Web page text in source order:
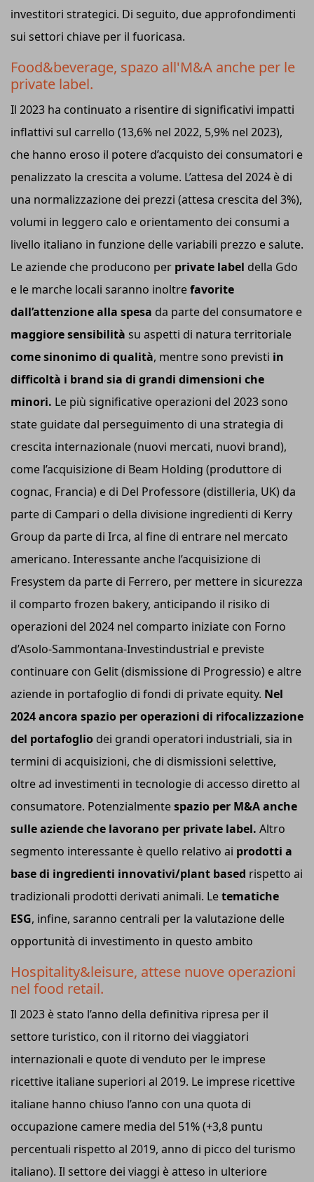
investitori strategici. Di seguito, due approfondimenti
sui settori chiave per il fuoricasa.
Food&beverage, spazo all'M&A anche per le
private label.
Il 2023 ha continuato a risentire di significativi impatti
inflattivi sul carrello (13,6% nel 2022, 5,9% nel 2023),
che hanno eroso il potere d’acquisto dei consumatori e
penalizzato la crescita a volume. L’attesa del 2024 è di
una normalizzazione dei prezzi (attesa crescita del 3%),
volumi in leggero calo e orientamento dei consumi a
livello italiano in funzione delle variabili prezzo e salute.
Le aziende che producono per private label della Gdo
e le marche locali saranno inoltrefavorite
dall’attenzione alla spesa da parte del consumatore e
maggiore sensibilità su aspetti di natura territoriale
come sinonimo di qualità, mentre sono previsti in
difficoltà i brand sia di grandi dimensioni che
minori. Le più significative operazioni del 2023 sono
state guidate dal perseguimento di una strategia di
crescita internazionale (nuovi mercati, nuovi brand),
come l’acquisizione di Beam Holding (produttore di
cognac, Francia) e di Del Professore (distilleria, UK) da
parte di Campari o della divisione ingredienti di Kerry
Group da parte di Irca, al fine di entrare nel mercato
americano. Interessante anche l’acquisizione di
Fresystem da parte di Ferrero, per mettere in sicurezza
il comparto frozen bakery, anticipando il risiko di
operazioni del 2024 nel comparto iniziate con Forno
d’Asolo-Sammontana-Investindustrial e previste
continuare con Gelit (dismissione di Progressio) e altre
aziende in portafoglio di fondi di private equity. Nel
2024 ancora spazio per operazioni di rifocalizzazione
del portafoglio dei grandi operatori industriali, sia in
termini di acquisizioni, che di dismissioni selettive,
oltre ad investimenti in tecnologie di accesso diretto al
consumatore. Potenzialmentespazio per M&A anche
sulle aziende che lavorano per private label. Altro
segmento interessante è quello relativo ai prodotti a
base di ingredienti innovativi/plant based rispetto ai
tradizionali prodotti derivati animali. Letematiche
ESG, infine, saranno centrali per la valutazione delle
opportunità di investimento in questo ambito
Hospitality&leisure, attese nuove operazioni
nel food retail.
Il 2023 è stato l’anno della definitiva ripresa per il
settore turistico, con il ritorno dei viaggiatori
internazionali e quote di venduto per le imprese
ricettive italiane superiori al 2019. Le imprese ricettive
italiane hanno chiuso l’anno con una quota di
occupazione camere media del 51% (+3,8 puntu
percentuali rispetto al 2019, anno di picco del turismo
italiano). Il settore dei viaggi è atteso in ulteriore